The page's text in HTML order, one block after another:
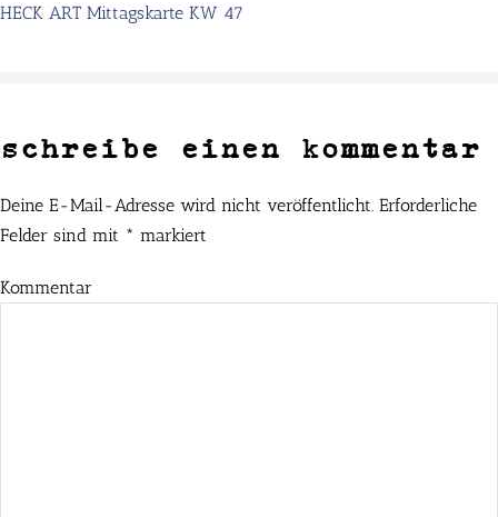
HECK ART Mittagskarte KW 47
schreibe einen kommentar
Deine E-Mail-Adresse wird nicht veröffentlicht. Erforderliche
Felder sind mit * markiert
Kommentar